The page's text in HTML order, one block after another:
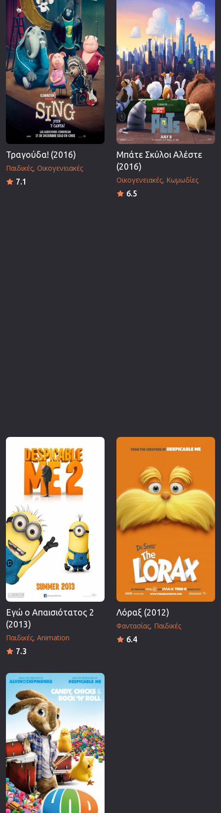
Τραγούδα! (2016)
Παιδικές Οικογενειακές
7.1
Μπάτε Σκύλοι Αλέστε
(2016)
Οικογενειακές Κωμωδίες
6.5
Εγώ ο Απαισιότατος 2
(2013)
Παιδικές Animation
7.3
Λόραξ (2012)
Φαντασίας Παιδικές
6.4